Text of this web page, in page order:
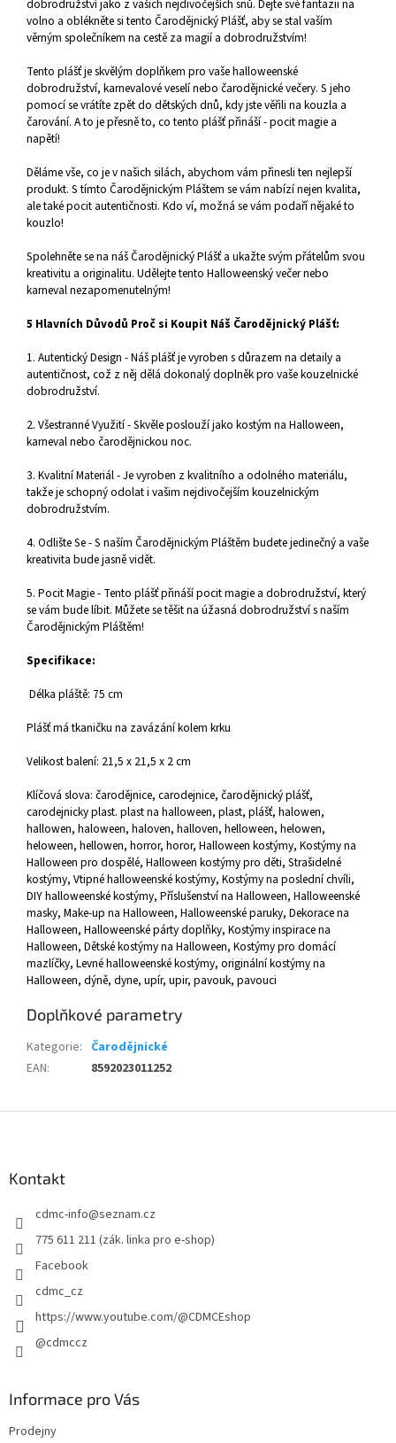
dobrodružství jako z vašich nejdivočejších snů. Dejte své fantazii na
volno a oblékněte si tento Čarodějnický Plášť, aby se stal vaším
věrným společníkem na cestě za magií a dobrodružstvím!
Tento plášť je skvělým doplňkem pro vaše halloweenské
dobrodružství, karnevalové veselí nebo čarodějnické večery. S jeho
pomocí se vrátíte zpět do dětských dnů, kdy jste věřili na kouzla a
čarování. A to je přesně to, co tento plášť přináší - pocit magie a
napětí!
Děláme vše, co je v našich silách, abychom vám přinesli ten nejlepší
produkt. S tímto Čarodějnickým Pláštem se vám nabízí nejen kvalita,
ale také pocit autentičnosti. Kdo ví, možná se vám podaří nějaké to
kouzlo!
Spolehněte se na náš Čarodějnický Plášť a ukažte svým přátelům svou
kreativitu a originalitu. Udělejte tento Halloweenský večer nebo
karneval nezapomenutelným!
5 Hlavních Důvodů Proč si Koupit Náš Čarodějnický Plášť:
1. Autentický Design - Náš plášť je vyroben s důrazem na detaily a
autentičnost, což z něj dělá dokonalý doplněk pro vaše kouzelnické
dobrodružství.
2. Všestranné Využití - Skvěle poslouží jako kostým na Halloween,
karneval nebo čarodějnickou noc.
3. Kvalitní Materiál - Je vyroben z kvalitního a odolného materiálu,
takže je schopný odolat i vašim nejdivočejším kouzelnickým
dobrodružstvím.
4. Odlište Se - S naším Čarodějnickým Pláštěm budete jedinečný a vaše
kreativita bude jasně vidět.
5. Pocit Magie - Tento plášť přináší pocit magie a dobrodružství, který
se vám bude líbit. Můžete se těšit na úžasná dobrodružství s naším
Čarodějnickým Pláštěm!
Specifikace:
Délka pláště: 75 cm
Plášť má tkaničku na zavázání kolem krku
Velikost balení: 21,5 x 21,5 x 2 cm
Klíčová slova: čarodějnice, carodejnice, čarodějnický plášť,
carodejnicky plast. plast na halloween, plast, plášť, halowen,
hallowen, haloween, haloven, halloven, helloween, helowen,
heloween, hellowen, horror, horor, Halloween kostýmy, Kostýmy na
Halloween pro dospělé, Halloween kostýmy pro děti, Strašidelné
kostýmy, Vtipné halloweenské kostýmy, Kostýmy na poslední chvíli,
DIY halloweenské kostýmy, Příslušenství na Halloween, Halloweenské
masky, Make-up na Halloween, Halloweenské paruky, Dekorace na
Halloween, Halloweenské párty doplňky, Kostýmy inspirace na
Halloween, Dětské kostýmy na Halloween, Kostýmy pro domácí
mazlíčky, Levné halloweenské kostýmy, originální kostýmy na
Halloween, dýně, dyne, upír, upir, pavouk, pavouci
Doplňkové parametry
Kategorie: Čarodějnické
EAN: 8592023011252
Kontakt
cdmc-info@seznam.cz
775 611 211 (zák. linka pro e-shop)
Facebook
cdmc_cz
https://www.youtube.com/@CDMCEshop
@cdmccz
Informace pro Vás
Prodejny